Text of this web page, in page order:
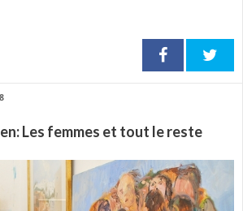
Les femmes et tout le reste